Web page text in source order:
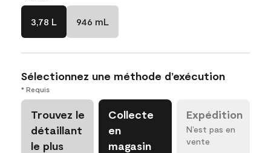
3,78 L 946 mL
Sélectionnez une méthode d’exécution
* Requis
Trouvez le
détaillant
le plus
Collecte
en
magasin
Expédition
N’est pas en
vente